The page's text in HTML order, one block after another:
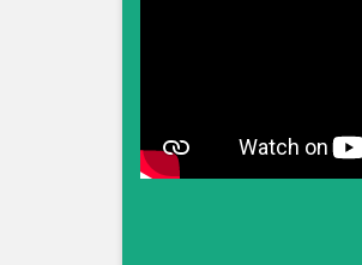
regulamente